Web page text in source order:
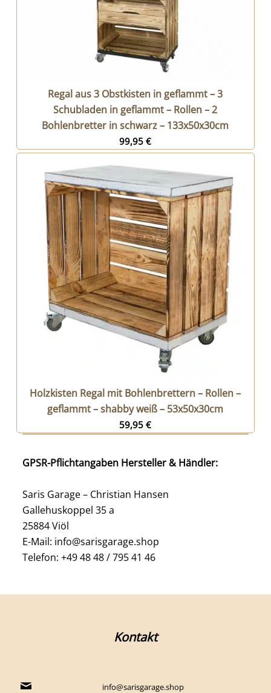
Regal aus 3 Obstkisten in geflammt – 3
Schubladen in geflammt – Rollen – 2
Bohlenbretter in schwarz – 133x50x30cm
99,95€
Holzkisten Regal mit Bohlenbrettern – Rollen –
geflammt – shabby weiß – 53x50x30cm
59,95€
GPSR-Pflichtangaben Hersteller & Händler:
Saris Garage – Christian Hansen
Gallehuskoppel 35 a
25884 Viöl
E-Mail: info@sarisgarage.shop
Telefon: +49 48 48 / 795 41 46
Kontakt
info@sarisgarage.shop